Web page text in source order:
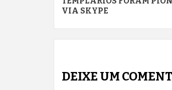
Reading
VIA SKYPE
DEIXE UM